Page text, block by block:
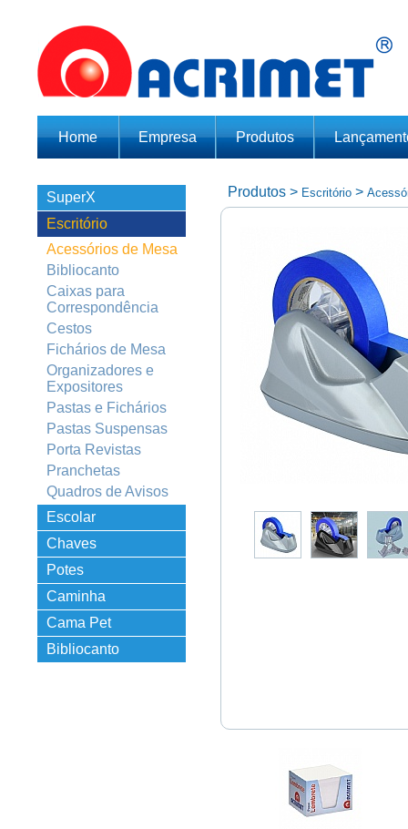
Home Empresa Produtos
SuperX
Escritório
Acessórios de Mesa
Bibliocanto
Caixas para
Correspondência
Cestos
Fichários de Mesa
Organizadores e
Expositores
Pastas e Fichários
Pastas Suspensas
Porta Revistas
Pranchetas
Quadros de Avisos
Escolar
Chaves
Potes
Organizadores
Caminha
Empilhável
Cama Pet
Bibliocanto
Produtos> Escritório>